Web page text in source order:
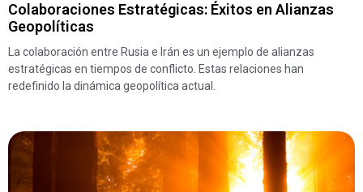
Colaboraciones Estratégicas: Éxitos en Alianzas
Geopolíticas
La colaboración entre Rusia e Irán es un ejemplo de alianzas
estratégicas en tiempos de conflicto. Estas relaciones han
redefinido la dinámica geopolítica actual.